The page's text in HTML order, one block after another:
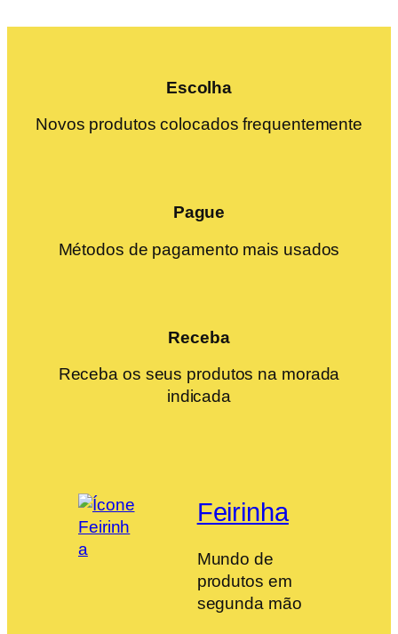
Escolha
Novos produtos colocados frequentemente
Pague
Métodos de pagamento mais usados
Receba
Receba os seus produtos na morada
indicada
Feirinha
Mundo de
produtos em
segunda mão